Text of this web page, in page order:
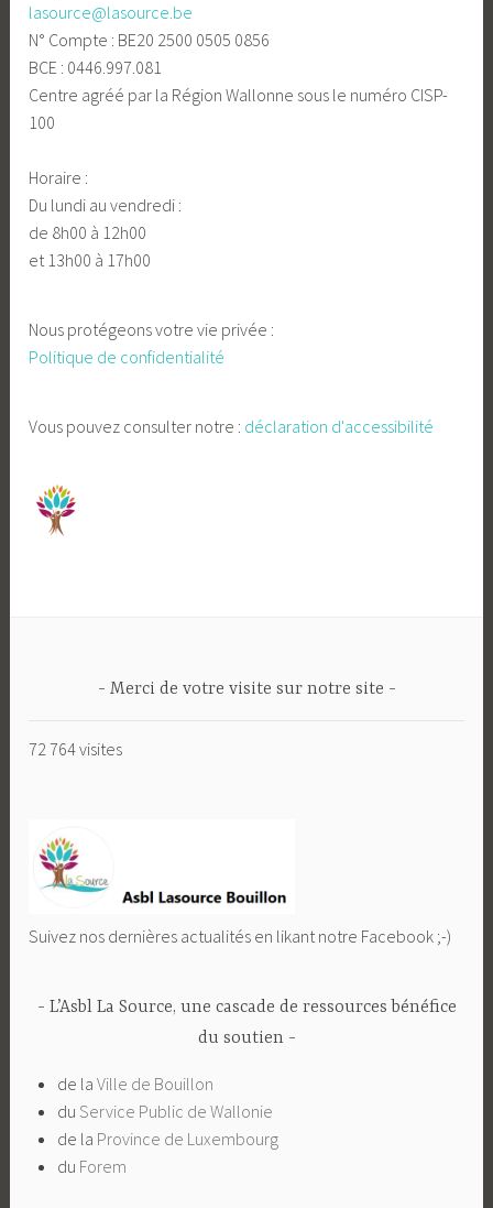
lasource@lasource.be
N° Compte : BE20 2500 0505 0856
BCE : 0446.997.081
Centre agréé par la Région Wallonne sous le numéro CISP-
100
Horaire :
Du lundi au vendredi :
de 8h00 à 12h00
et 13h00 à 17h00
Nous protégeons votre vie privée :
Politique de confidentialité
Vous pouvez consulter notre : déclaration d'accessibilité
Merci de votre visite sur notre site
72 764 visites
Suivez nos dernières actualités en likant notre Facebook ;-)
L’Asbl La Source, une cascade de ressources bénéfice
du soutien
de la Ville de Bouillon
du Service Public de Wallonie
de la Province de Luxembourg
du Forem